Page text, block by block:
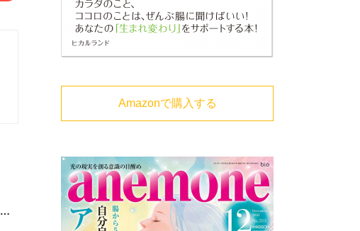
とてもわかりやすくまとまっていて、説明も上手でぐんぐん吸い込むように入ってきました（東京都・山田かおるさん）
Amazonで購入する